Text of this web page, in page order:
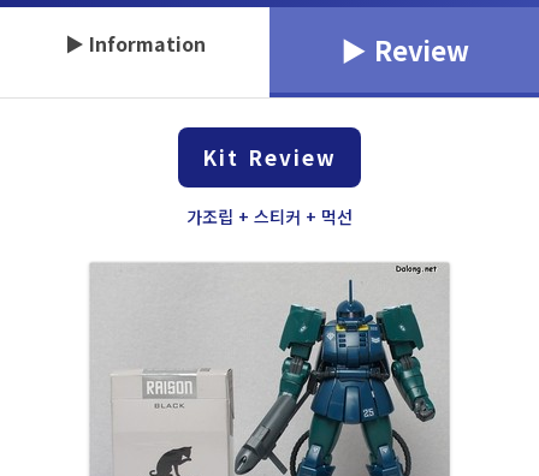
▶ Information ▶ Review
Kit Review
가조립 + 스티커 + 먹선